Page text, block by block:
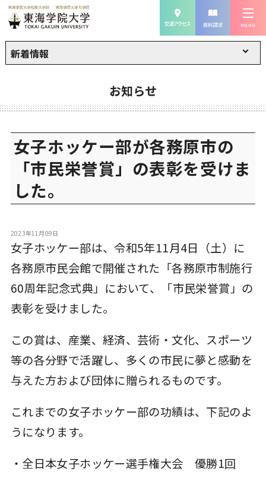
新着情報
お知らせ
女子ホッケー部が各務原市の
「市民栄誉賞」の表彰を受けま
した。
2023年11月09日
女子ホッケー部は、令和5年11月4日（土）に
各務原市民会館で開催された「各務原市制施行
60周年記念式典」において、「市民栄誉賞」の
表彰を受けました。
この賞は、産業、経済、芸術・文化、スポーツ
等の各分野で活躍し、多くの市民に夢と感動を
与えた方および団体に贈られるものです。
これまでの女子ホッケー部の功績は、下記のよ
うになります。
・全日本女子ホッケー選手権大会 優勝1回